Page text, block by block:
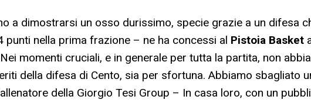
a dimostrarsi un osso durissimo, specie grazie a un difesa
punti nella prima frazione – ne ha concessi al Pistoia Basket
momenti cruciali, e in generale per tutta la partita, non
della difesa di Cento, sia per sfortuna. Abbiamo sbagliato
della Giorgio Tesi Group – In casa loro, con un